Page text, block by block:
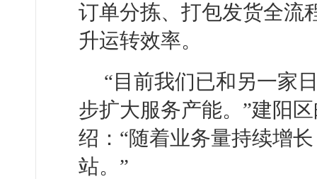
订单分拣、打包发货全流
升运转效率。
“目前我们已和另一家
步扩大服务产能。”建阳
绍：“随着业务量持续增
站。”